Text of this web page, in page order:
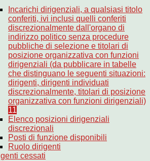
Incarichi dirigenziali, a qualsiasi titolo
conferiti, ivi inclusi quelli conferiti
discrezionalmente dall'organo di
indirizzo politico senza procedure
pubbliche di selezione e titolari di
posizione organizzativa con funzioni
dirigenziali (da pubblicare in tabelle
che distinguano le seguenti situazioni:
dirigenti, dirigenti individuati
discrezionalmente, titolari di posizione
organizzativa con funzioni dirigenziali)
11
Elenco posizioni dirigenziali
discrezionali
Posti di funzione disponibili
Ruolo dirigenti
cessati